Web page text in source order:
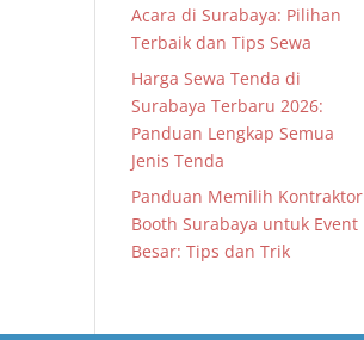
Acara di Surabaya: Pilihan
Terbaik dan Tips Sewa
Harga Sewa Tenda di
Surabaya Terbaru 2026:
Panduan Lengkap Semua
Jenis Tenda
Panduan Memilih Kontraktor
Booth Surabaya untuk Event
Besar: Tips dan Trik